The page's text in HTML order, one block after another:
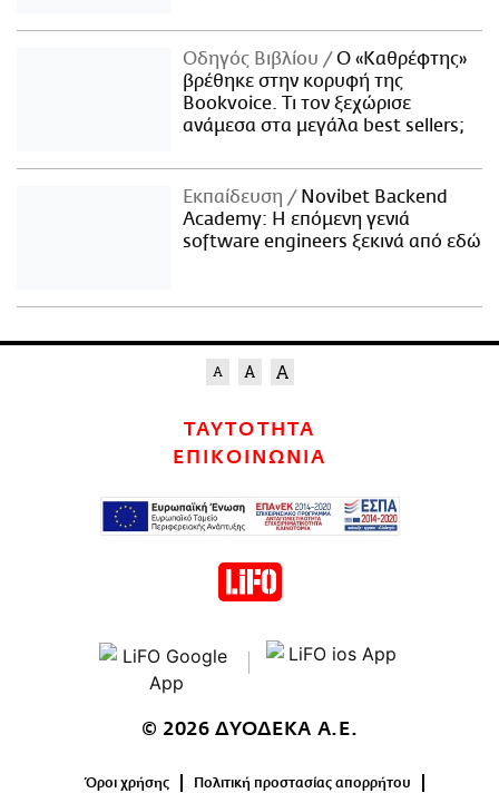
Οδηγός Βιβλίου
Ο «Καθρέφτης»
βρέθηκε στην κορυφή της
Bookvoice. Τι τον ξεχώρισε
ανάμεσα στα μεγάλα best sellers;
Εκπαίδευση
Novibet Backend
Academy: Η επόμενη γενιά
software engineers ξεκινά από εδώ
ΤΑΥΤΟΤΗΤΑ
ΕΠΙΚΟΙΝΩΝΙΑ
© 2026 ΔΥΟΔΕΚΑ Α.Ε.
Όροι χρήσης Πολιτική προστασίας απορρήτου